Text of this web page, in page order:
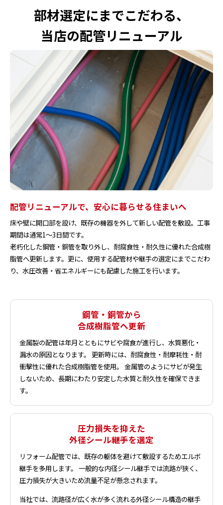
部材選定にまでこだわる、
当店の配管リニューアル
配管リニューアルで、安心に暮らせる住まいへ
床や壁に開口部を設け、既存の機器を外して新しい配管を敷設。工事
期間は通常1〜3日間です。
老朽化した鋼管・銅管を取り外し、耐腐食性・耐久性に優れた合成樹
脂管へ更新します。更に、使用する配管材や継手の選定にまでこだわ
り、水圧改善・省エネルギーにも配慮した施工を行います。
鋼管・銅管から
合成樹脂管へ更新
金属製の配管は年月とともにサビや腐食が進行し、水質悪化・
漏水の原因となります。 更新時には、耐腐食性・耐摩耗性・耐
衝撃性に優れた合成樹脂管を使用。 金属管のようにサビが発生
しないため、長期にわたり安定した水質と耐久性を確保できま
す。
圧力損失を抑えた
外径シール継手を選定
リフォーム配管では、既存の躯体を避けて敷設するためエルボ
継手を多用します。 一般的な内径シール継手では流路が狭く、
圧力損失が大きいため流量不足が懸念されます。
当社では、流路径が広く水が多く流れる外径シール構造の継手